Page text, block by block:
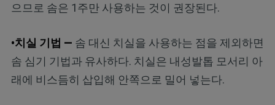
으므로 솜은 1주만 사용하는 것이 권장된다.
•치실 기법 — 솜 대신 치실을 사용하는 점을 제외하면
솜 심기 기법과 유사하다. 치실은 내성발톱 모서리 아
래에 비스듬히 삽입해 안쪽으로 밀어 넣는다.